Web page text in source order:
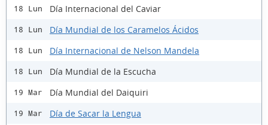
18 Lun Día Internacional del Caviar
18 Lun Día Mundial de los Caramelos Ácidos
18 Lun Día Internacional de Nelson Mandela
18 Lun Día Mundial de la Escucha
19 Mar Día Mundial del Daiquiri
19 Mar Día de Sacar la Lengua